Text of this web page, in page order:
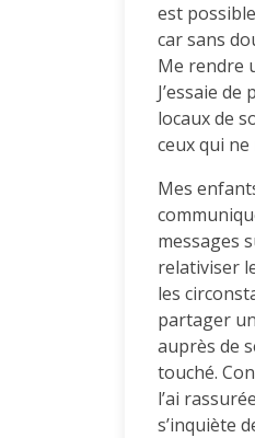
est
car sans
Me rendre
J’essaie
locaux de
ceux qui
Mes
messages
relativiser
les
partager
auprès de
touché.
l’ai
s’inquiète